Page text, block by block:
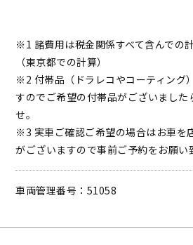
※1 諸費用は税金関係すべて含んでの
（東京都での計算）
※2 付帯品（ドラレコやコーティング
すのでご希望の付帯品がございました
せ。
※3 実車ご確認ご希望の場合はお車を
がございますので事前ご予約をお願い
車両管理番号：51058